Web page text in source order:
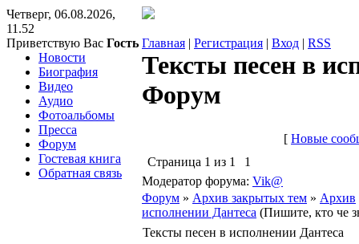
Четверг, 06.08.2026,
11.52
Приветствую Вас Гость Главная | Регистрация | Вход | RSS
Новости
Биография
Видео
Аудио
Фотоальбомы
Пресса
Форум
Гостевая книга
Обратная связь
Тексты песен в
Форум
[ Новые
Страница 1 из 1
1
Модератор форума: Vik@
Форум » Архив закрытых тем » Архив
исполнении Дантеса (Пишите, кто че
Тексты песен в исполнении Дантеса